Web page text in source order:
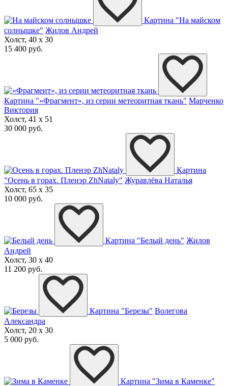
Картина "На майском
солнышке" Жилов Андрей
Холст, 40 x 30
15 400 руб.
Картина "«Фрагмент», из серии метеоритная ткань" Марченко
Виктория
Холст, 41 x 51
30 000 руб.
Картина
"Осень в горах. Пленэр ZhNataly" Журавлёва Наталья
Холст, 65 x 35
10 000 руб.
Картина "Белый день" Жилов
Андрей
Холст, 30 x 40
11 200 руб.
Картина "Березы" Волегова
Александра
Холст, 20 x 30
5 000 руб.
Картина "Зима в Каменке"